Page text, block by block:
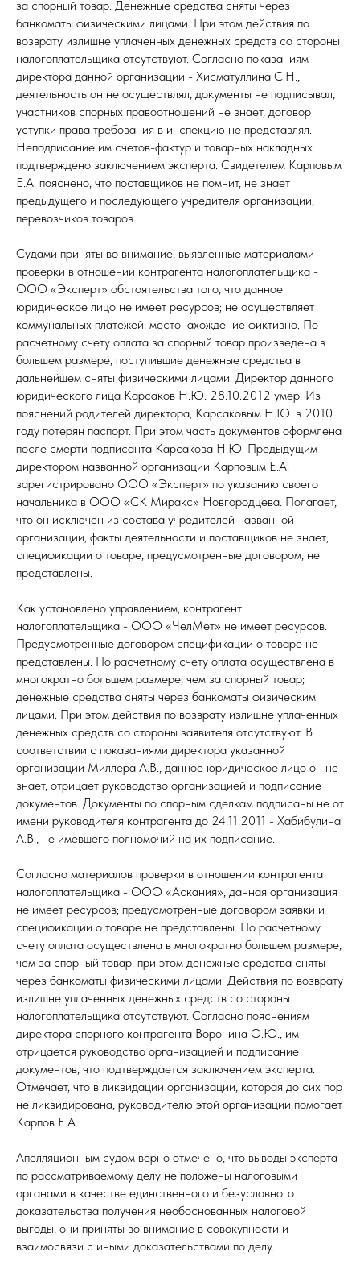
за спорный товар. Денежные средства сняты через
банкоматы физическими лицами. При этом действия по
возврату излишне уплаченных денежных средств со стороны
налогоплательщика отсутствуют. Согласно показаниям
директора данной организации - Хисматуллина С.Н.,
деятельность он не осуществлял, документы не подписывал,
участников спорных правоотношений не знает, договор
уступки права требования в инспекцию не представлял.
Неподписание им счетов-фактур и товарных накладных
подтверждено заключением эксперта. Свидетелем Карповым
Е.А. пояснено, что поставщиков не помнит, не знает
предыдущего и последующего учредителя организации,
перевозчиков товаров.
Судами приняты во внимание, выявленные материалами
проверки в отношении контрагента налогоплательщика -
ООО «Эксперт» обстоятельства того, что данное
юридическое лицо не имеет ресурсов; не осуществляет
коммунальных платежей; местонахождение фиктивно. По
расчетному счету оплата за спорный товар произведена в
большем размере, поступившие денежные средства в
дальнейшем сняты физическими лицами. Директор данного
юридического лица Карсаков Н.Ю. 28.10.2012 умер. Из
пояснений родителей директора, Карсаковым Н.Ю. в 2010
году потерян паспорт. При этом часть документов оформлена
после смерти подписанта Карсакова Н.Ю. Предыдущим
директором названной организации Карповым Е.А.
зарегистрировано ООО «Эксперт» по указанию своего
начальника в ООО «СК Миракс» Новгородцева. Полагает,
что он исключен из состава учредителей названной
организации; факты деятельности и поставщиков не знает;
спецификации о товаре, предусмотренные договором, не
представлены.
Как установлено управлением, контрагент
налогоплательщика - ООО «ЧелМет» не имеет ресурсов.
Предусмотренные договором спецификации о товаре не
представлены. По расчетному счету оплата осуществлена в
многократно большем размере, чем за спорный товар;
денежные средства сняты через банкоматы физическим
лицами. При этом действия по возврату излишне уплаченных
денежных средств со стороны заявителя отсутствуют. В
соответствии с показаниями директора указанной
организации Миллера А.В., данное юридическое лицо он не
знает, отрицает руководство организацией и подписание
документов. Документы по спорным сделкам подписаны не от
имени руководителя контрагента до 24.11.2011 - Хабибулина
А.В., не имевшего полномочий на их подписание.
Согласно материалов проверки в отношении контрагента
налогоплательщика - ООО «Аскания», данная организация
не имеет ресурсов; предусмотренные договором заявки и
спецификации о товаре не представлены. По расчетному
счету оплата осуществлена в многократно большем размере,
чем за спорный товар; при этом денежные средства сняты
через банкоматы физическими лицами. Действия по возврату
излишне уплаченных денежных средств со стороны
налогоплательщика отсутствуют. Согласно пояснениям
директора спорного контрагента Воронина О.Ю., им
отрицается руководство организацией и подписание
документов, что подтверждается заключением эксперта.
Отмечает, что в ликвидации организации, которая до сих пор
не ликвидирована, руководителю этой организации помогает
Карпов Е.А.
Апелляционным судом верно отмечено, что выводы эксперта
по рассматриваемому делу не положены налоговыми
органами в качестве единственного и безусловного
доказательства получения необоснованных налоговой
выгоды, они приняты во внимание в совокупности и
взаимосвязи с иными доказательствами по делу.